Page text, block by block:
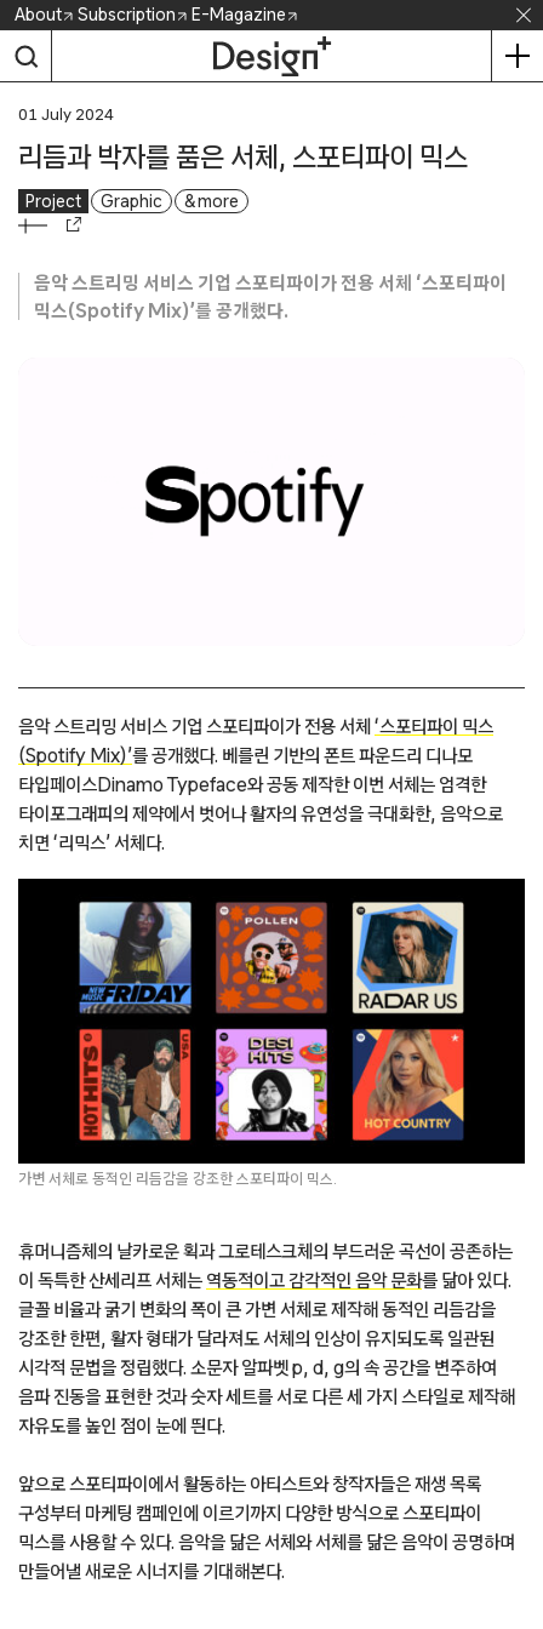
Skip
content
About Subscription E-Magazine
01 July 2024
리듬과 박자를 품은 서체, 스포티파이 믹스
Project Graphic & more
음악 스트리밍 서비스 기업 스포티파이가 전용 서체 ‘스포티파이
믹스(Spotify Mix)’를 공개했다.
음악 스트리밍 서비스 기업 스포티파이가 전용 서체 ‘스포티파이 믹스
(Spotify Mix)’를 공개했다. 베를린 기반의 폰트 파운드리 디나모
타입페이스Dinamo Typeface와 공동 제작한 이번 서체는 엄격한
타이포그래피의 제약에서 벗어나 활자의 유연성을 극대화한, 음악으로
치면 ‘리믹스’ 서체다.
가변 서체로 동적인 리듬감을 강조한 스포티파이 믹스.
휴머니즘체의 날카로운 획과 그로테스크체의 부드러운 곡선이 공존하는
이 독특한 산세리프 서체는 역동적이고 감각적인 음악 문화를 닮아 있다.
글꼴 비율과 굵기 변화의 폭이 큰 가변 서체로 제작해 동적인 리듬감을
강조한 한편, 활자 형태가 달라져도 서체의 인상이 유지되도록 일관된
시각적 문법을 정립했다. 소문자 알파벳 p, d, g의 속 공간을 변주하여
음파 진동을 표현한 것과 숫자 세트를 서로 다른 세 가지 스타일로 제작해
자유도를 높인 점이 눈에 띈다.
앞으로 스포티파이에서 활동하는 아티스트와 창작자들은 재생 목록
구성부터 마케팅 캠페인에 이르기까지 다양한 방식으로 스포티파이
믹스를 사용할 수 있다. 음악을 닮은 서체와 서체를 닮은 음악이 공명하며
만들어낼 새로운 시너지를 기대해본다.